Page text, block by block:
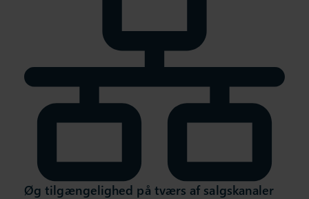
Øg tilgængelighed på tværs af salgskanaler